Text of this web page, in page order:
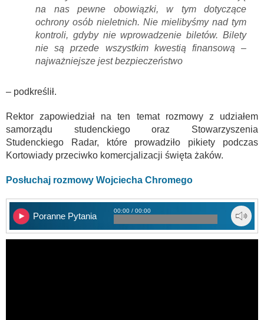
na nas pewne obowiązki, w tym dotyczące
ochrony osób nieletnich. Nie mielibyśmy nad tym
kontroli, gdyby nie wprowadzenie biletów. Bilety
nie są przede wszystkim kwestią finansową –
najważniejsze jest bezpieczeństwo
– podkreślił.
Rektor zapowiedział na ten temat rozmowy z udziałem
samorządu studenckiego oraz Stowarzyszenia
Studenckiego Radar, które prowadziło pikiety podczas
Kortowiady przeciwko komercjalizacji święta żaków.
Posłuchaj rozmowy Wojciecha Chromego
Poranne Pytania
00:00 / 00:00